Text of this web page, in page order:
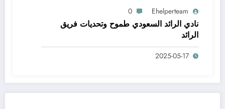
Ehelperteam
0
نادي الرائد السعودي طموح وتحديات فريق
الرائد
2025-05-17